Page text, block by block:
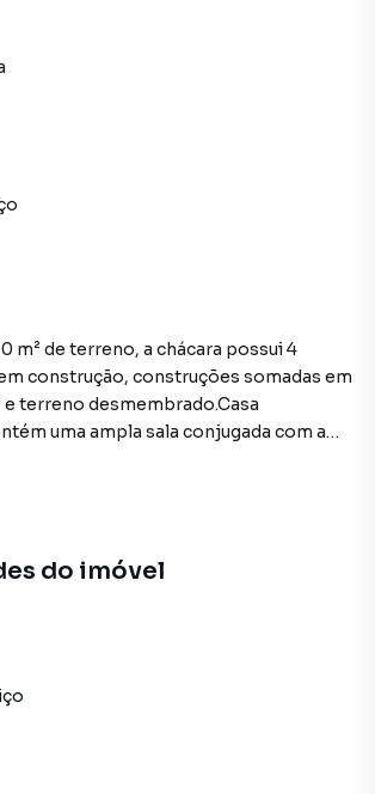
m² de terreno, a chácara possui 4
construção, construções somadas em
e terreno desmembrado.Casa
uma ampla sala conjugada com a
2 dormitórios, sala, cozinha, 1
Em frente para a piscina, ela possui
1 banheiro social, 1 banheiro externo,
externa ( tudo com laje e
nossos corretores!CRECI 25359J**OBS:
neste site, estão sujeitos a sofrer
valores, bem como a disponibilidade.
do imóvel